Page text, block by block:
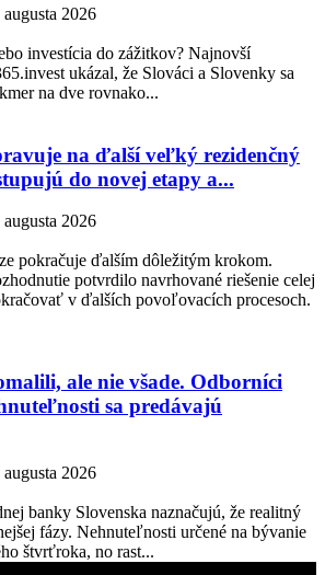
augusta 2026
investícia do zážitkov? Najnovší
ukázal, že Slováci a Slovenky sa
na dve rovnako...
na ďalší veľký rezidenčný
do novej etapy a...
augusta 2026
pokračuje ďalším dôležitým krokom.
potvrdilo navrhované riešenie celej
v ďalších povoľovacích procesoch.
ale nie všade. Odborníci
sa predávajú
augusta 2026
banky Slovenska naznačujú, že realitný
fázy. Nehnuteľnosti určené na bývanie
štvrťroka, no rast...